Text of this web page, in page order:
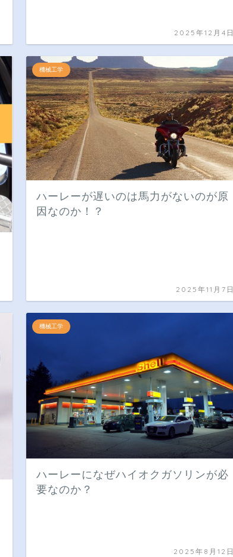
2025年12月4日
機械工学
ハーレーが遅いのは馬力がないのが原
因なのか！？
2025年11月7日
機械工学
ハーレーになぜハイオクガソリンが必
要なのか？
2025年8月12日